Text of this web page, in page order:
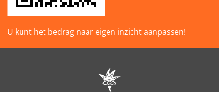
U kunt het bedrag naar eigen inzicht aanpassen!